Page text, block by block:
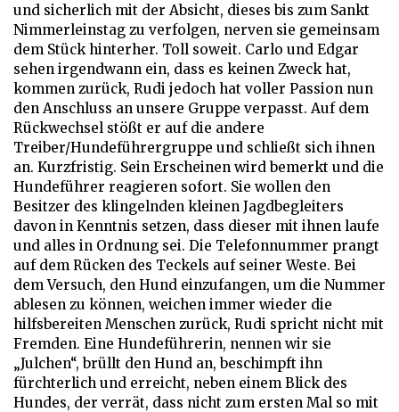
und sicherlich mit der Absicht, dieses bis zum Sankt
Nimmerleinstag zu verfolgen, nerven sie gemeinsam
dem Stück hinterher. Toll soweit. Carlo und Edgar
sehen irgendwann ein, dass es keinen Zweck hat,
kommen zurück, Rudi jedoch hat voller Passion nun
den Anschluss an unsere Gruppe verpasst. Auf dem
Rückwechsel stößt er auf die andere
Treiber/Hundeführergruppe und schließt sich ihnen
an. Kurzfristig. Sein Erscheinen wird bemerkt und die
Hundeführer reagieren sofort. Sie wollen den
Besitzer des klingelnden kleinen Jagdbegleiters
davon in Kenntnis setzen, dass dieser mit ihnen laufe
und alles in Ordnung sei. Die Telefonnummer prangt
auf dem Rücken des Teckels auf seiner Weste. Bei
dem Versuch, den Hund einzufangen, um die Nummer
ablesen zu können, weichen immer wieder die
hilfsbereiten Menschen zurück, Rudi spricht nicht mit
Fremden. Eine Hundeführerin, nennen wir sie
„Julchen“, brüllt den Hund an, beschimpft ihn
fürchterlich und erreicht, neben einem Blick des
Hundes, der verrät, dass nicht zum ersten Mal so mit